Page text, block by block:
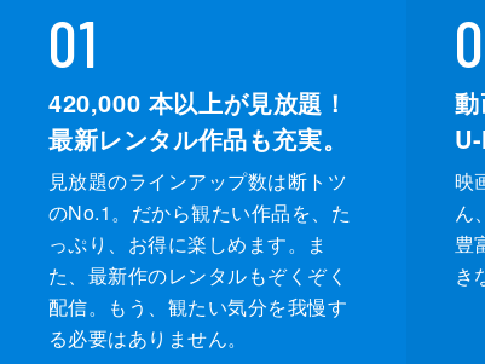
01
420,000 本以上が見放題！
最新レンタル作品も充実。
見放題のラインアップ数は断トツ
のNo.1。だから観たい作品を、た
っぷり、お得に楽しめます。ま
た、最新作のレンタルもぞくぞく
配信。もう、観たい気分を我慢す
る必要はありません。
映
ん
豊
き